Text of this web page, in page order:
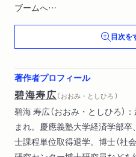
ブームへ
１ 貞太郎の成長
との出会いと母の死／セルフ・
／西洋思想とキリスト教への違
２ 大拙の悟り
国泰寺でのはじめての参禅／
の様々な学び／「無」の公案で
目次を
著作者プロフィール
碧海寿広（ おおみ・としひろ ）
碧海 寿広（おおみ・としひろ）
まれ。慶應義塾大学経済学部
士課程単位取得退学。博士（社